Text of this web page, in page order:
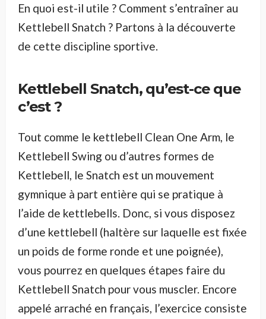
En quoi est-il utile ? Comment s’entraîner au
Kettlebell Snatch ? Partons à la découverte
de cette discipline sportive.
Kettlebell Snatch, qu’est-ce que
c’est ?
Tout comme le kettlebell Clean One Arm, le
Kettlebell Swing ou d’autres formes de
Kettlebell, le Snatch est un mouvement
gymnique à part entière qui se pratique à
l’aide de kettlebells. Donc, si vous disposez
d’une kettlebell (haltère sur laquelle est fixée
un poids de forme ronde et une poignée),
vous pourrez en quelques étapes faire du
Kettlebell Snatch pour vous muscler. Encore
appelé arraché en français, l’exercice consiste